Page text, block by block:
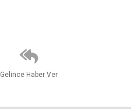
Gelince Haber Ver